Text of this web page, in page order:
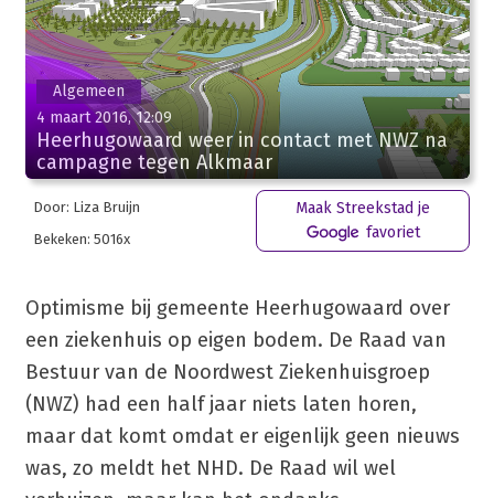
Algemeen
4 maart 2016, 12:09
Heerhugowaard weer in contact met NWZ na
campagne tegen Alkmaar
Door: Liza Bruijn
Bekeken: 5016x
Maak Streekstad je
favoriet
Optimisme bij gemeente Heerhugowaard over
een ziekenhuis op eigen bodem. De Raad van
Bestuur van de Noordwest Ziekenhuisgroep
(NWZ) had een half jaar niets laten horen,
maar dat komt omdat er eigenlijk geen nieuws
was, zo meldt het NHD. De Raad wil wel